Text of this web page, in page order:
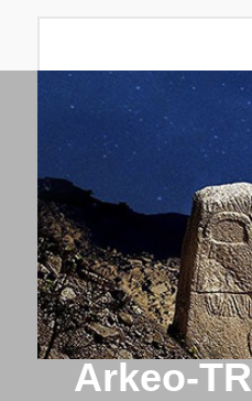
Arkeo-TR